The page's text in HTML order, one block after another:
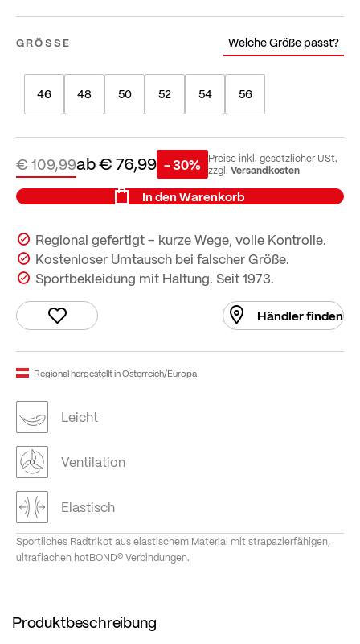
GRÖSSE Welche Größe passt?
46 48 50 52 54 56
ab€ 76,99
€ 109,99 - 30% Preise inkl. gesetzlicher USt.
zzgl. Versandkosten
In den Warenkorb
Regional gefertigt – kurze Wege, volle Kontrolle.
Kostenloser Umtausch bei falscher Größe.
Sportbekleidung mit Haltung. Seit 1973.
Händler finden
Regional hergestellt in Österreich/Europa
Leicht
Ventilation
Elastisch
Sportliches Radtrikot aus elastischem Material mit strapazierfähigen,
ultraflachen hotBOND® Verbindungen.
Produktbeschreibung